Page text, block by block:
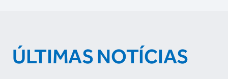
ÚLTIMAS NOTÍCIAS